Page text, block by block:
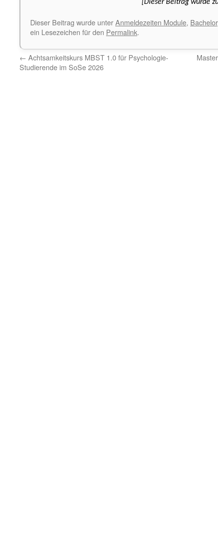
[Dieser Beitrag wurde
Dieser Beitrag wurde unterAnmeldezeiten Module, Bachelor
ein Lesezeichen für den Permalink.
← Achtsamkeitskurs MBST 1.0 für Psychologie-
Studierende im SoSe 2026